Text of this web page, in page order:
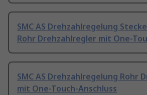
SMC AS Drehzahlregelung
Rohr Drehzahlregler mit One-
SMC AS Drehzahlregelung Rohr
mit One-Touch-Anschluss